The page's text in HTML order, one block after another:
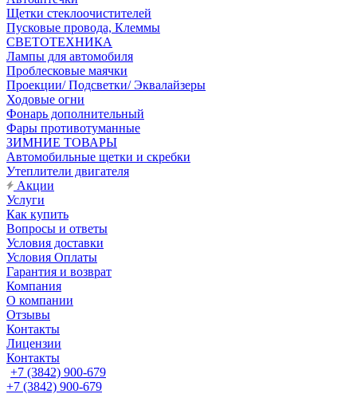
Щетки стеклоочистителей
Пусковые провода, Клеммы
СВЕТОТЕХНИКА
Лампы для автомобиля
Проблесковые маячки
Проекции/ Подсветки/ Эквалайзеры
Ходовые огни
Фонарь дополнительный
Фары противотуманные
ЗИМНИЕ ТОВАРЫ
Автомобильные щетки и скребки
Утеплители двигателя
Акции
Услуги
Как купить
Вопросы и ответы
Условия доставки
Условия Оплаты
Гарантия и возврат
Компания
О компании
Отзывы
Контакты
Лицензии
Контакты
+7 (3842) 900-679
+7 (3842) 900-679